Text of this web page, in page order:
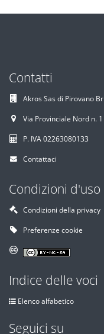
Contatti
Akros Sas di Pirovano
Via Provinciale Nord n.
P. IVA 02263080133
Contattaci
Condizioni d'uso
Condizioni della privacy
Preferenze cookie
Indice delle voci
Elenco alfabetico
Seguici su